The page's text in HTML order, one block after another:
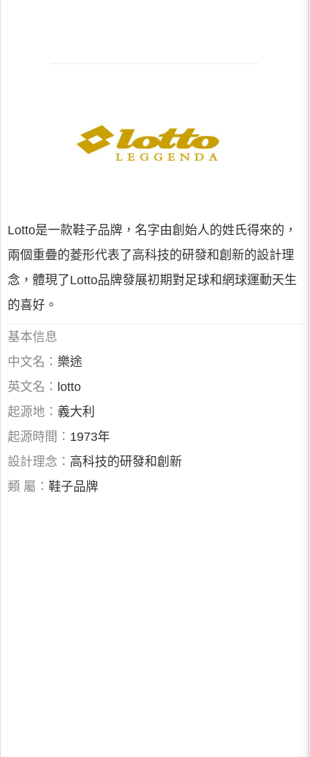
Lotto是一款鞋子品牌，名字由創始人的姓氏得來的，
兩個重疊的菱形代表了高科技的研發和創新的設計理
念，體現了Lotto品牌發展初期對足球和網球運動天生
的喜好。
基本信息
中文名： 樂途
英文名： lotto
起源地： 義大利
起源時間： 1973年
設計理念： 高科技的研發和創新
類 屬： 鞋子品牌